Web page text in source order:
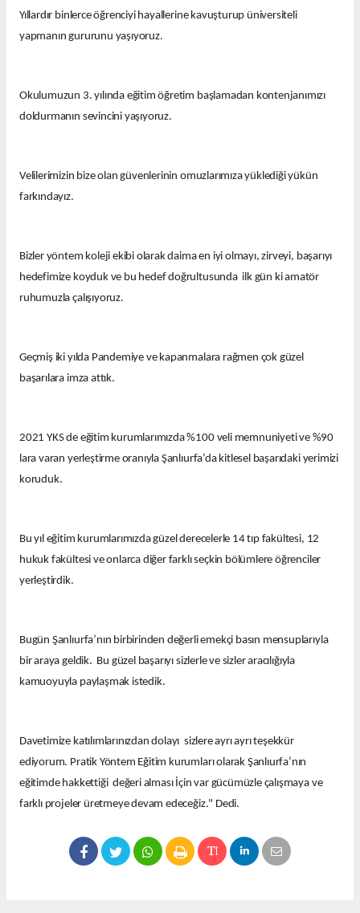
Yıllardır binlerce öğrenciyi hayallerine kavuşturup üniversiteli
yapmanın gururunu yaşıyoruz.
Okulumuzun 3. yılında eğitim öğretim başlamadan kontenjanımızı
doldurmanın sevincini yaşıyoruz.
Velilerimizin bize olan güvenlerinin omuzlarımıza yüklediği yükün
farkındayız.
Bizler yöntem koleji ekibi olarak daima en iyi olmayı, zirveyi, başarıyı
hedefimize koyduk ve bu hedef doğrultusunda ilk gün ki amatör
ruhumuzla çalışıyoruz.
Geçmiş iki yılda Pandemiye ve kapanmalara rağmen çok güzel
başarılara imza attık.
2021 YKS de eğitim kurumlarımızda %100 veli memnuniyeti ve %90
lara varan yerleştirme oranıyla Şanlıurfa’da kitlesel başarıdaki yerimizi
koruduk.
Bu yıl eğitim kurumlarımızda güzel derecelerle 14 tıp fakültesi, 12
hukuk fakültesi ve onlarca diğer farklı seçkin bölümlere öğrenciler
yerleştirdik.
Bugün Şanlıurfa’nın birbirinden değerli emekçi basın mensuplarıyla
bir araya geldik. Bu güzel başarıyı sizlerle ve sizler aracılığıyla
kamuoyuyla paylaşmak istedik.
Davetimize katılımlarınızdan dolayı sizlere ayrı ayrı teşekkür
ediyorum. Pratik Yöntem Eğitim kurumları olarak Şanlıurfa’nın
eğitimde hakkettiği değeri alması İçin var gücümüzle çalışmaya ve
farklı projeler üretmeye devam edeceğiz." Dedi.